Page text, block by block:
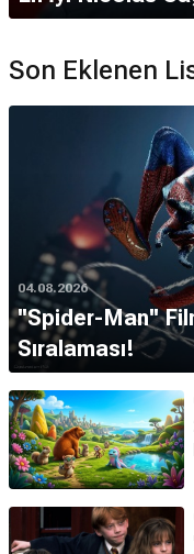
Son Eklenen
04.08.2026
''Spider-Man''
Sıralaması!